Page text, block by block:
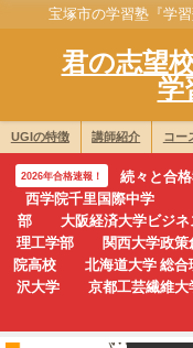
宝塚市の学習塾『学
君の志望
学
UGIの特徴 講師紹介 コー
2026年合格速報！
続々と合
西学院千里国際中学
部 大阪経済大学ビジ
理工学部 関西大学政
院高校 北海道大学
沢大学 京都工芸繊維大